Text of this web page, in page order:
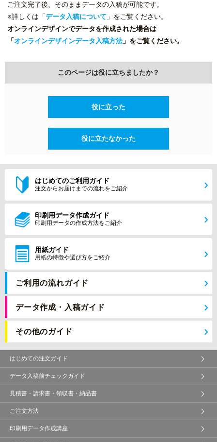
ご注文完了後、そのままデータの入稿が可能です。
※詳しくは「データ入稿について 」をご覧ください。
オンラインデザインでデータを作成された場合は
「オンラインデザインデータ入稿方法 」をご覧ください。
このページは役に立ちましたか？
役に立った
役に立たなかった
はじめてのご利用ガイド
注文からお届けまでの流れをご紹介
印刷用データ作成ガイド
印刷用データの作成方法をご紹介
用紙ガイド
用紙の特徴や選び方をご紹介
ご利用の流れガイド
データ作成・入稿ガイド
その他のガイド
はじめての注文ガイド
データ入稿前チェックガイド
見積書・請求書・領収書・納品書
ご注文方法
印刷用データ作成講座